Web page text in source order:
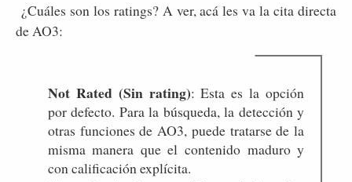
¿Cuáles son los ratings? A ver, acá les va la cita directa
de AO3:
Not Rated (Sin rating): Esta es la opción
por defecto. Para la búsqueda, la detección y
otras funciones de AO3, puede tratarse de la
misma manera que el contenido maduro y
con calificación explícita.